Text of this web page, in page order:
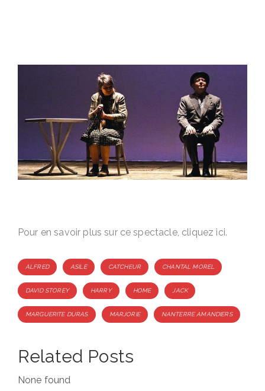
Pour en savoir plus sur ce spectacle, cliquez ici.
Tags
ALFRED ASILE CATCHEUR CHANTAL MOREL
DAVID STOREY HARRY HOME JACK
MARGUERITE DURAS MARJORIE NANTERRE AMANDIERS
Related Posts
None found